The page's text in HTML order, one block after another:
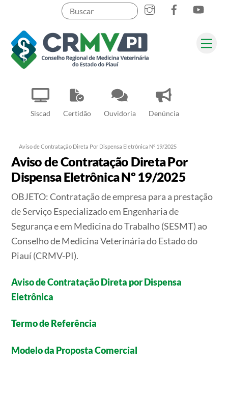
content
Siscad Certidão Ouvidoria Denúncia
InstagramFacebook
Pesquisar
Aviso de Contratação Direta Por Dispensa Eletrônica Nº 19/2025
Aviso de Contratação Direta Por
Dispensa Eletrônica Nº 19/2025
OBJETO: Contratação de empresa para a prestação
de Serviço Especializado em Engenharia de
Segurança e em Medicina do Trabalho (SESMT) ao
Conselho de Medicina Veterinária do Estado do
Piauí (CRMV-PI).
Aviso de Contratação Direta por Dispensa
Eletrônica
Termo de Referência
Modelo da Proposta Comercial